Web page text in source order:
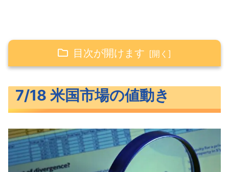
目次が開けます
そろって続伸した米主要3指数
S&P500ヒートマップ
セクター別パフォーマンス
7/18 米国市場の値動き